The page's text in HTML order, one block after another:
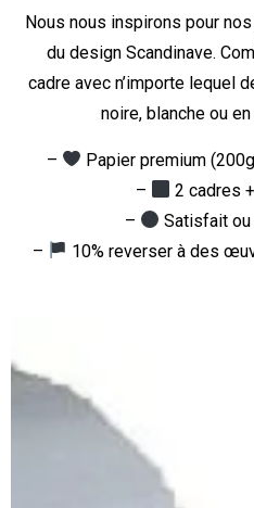
Nous nous inspirons pour
du design Scandinave.
cadre avec n’importe lequel
noire, blanche ou
–
Papier premium
–
2 cadres
–
Satisfait
–
10% reverser à des